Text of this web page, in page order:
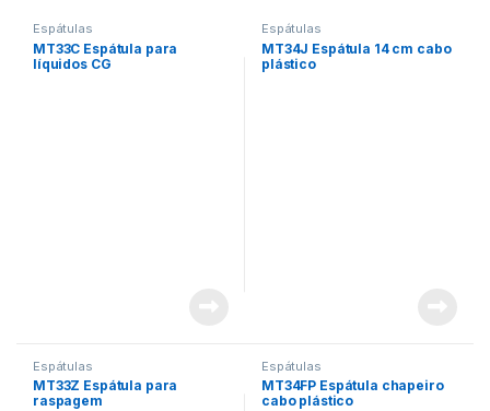
Espátulas
MT33C Espátula para
líquidos CG
Espátulas
MT34J Espátula 14 cm cabo
plástico
Espátulas
MT33Z Espátula para
raspagem
Espátulas
MT34FP Espátula chapeiro
cabo plástico